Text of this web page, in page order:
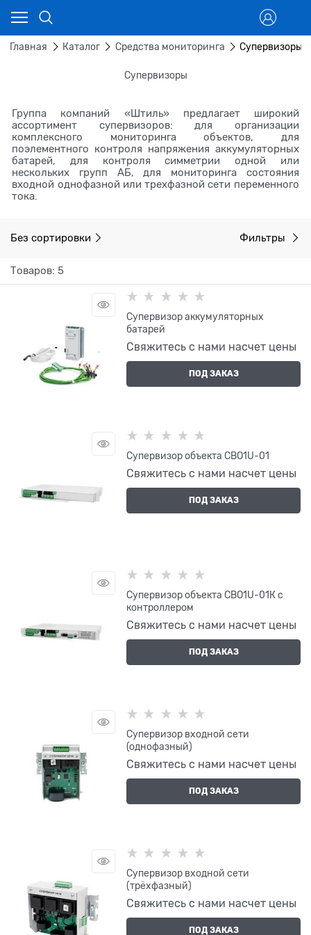
Главная Каталог Средства мониторинга Супервизоры
Супервизоры
Группа компаний «Штиль» предлагает широкий
ассортимент супервизоров: для организации
комплексного мониторинга объектов, для
поэлементного контроля напряжения аккумуляторных
батарей, для контроля симметрии одной или
нескольких групп АБ, для мониторинга состояния
входной однофазной или трехфазной сети переменного
тока.
Без сортировки Фильтры
Товаров: 5
Супервизор аккумуляторных
батарей
Свяжитесь с нами насчет цены
ПОД ЗАКАЗ
Супервизор объекта СВО1U-01
Свяжитесь с нами насчет цены
ПОД ЗАКАЗ
Супервизор объекта СВО1U-01К с
контроллером
Свяжитесь с нами насчет цены
ПОД ЗАКАЗ
Супервизор входной сети
(однофазный)
Свяжитесь с нами насчет цены
ПОД ЗАКАЗ
Супервизор входной сети
(трёхфазный)
Свяжитесь с нами насчет цены
ПОД ЗАКАЗ